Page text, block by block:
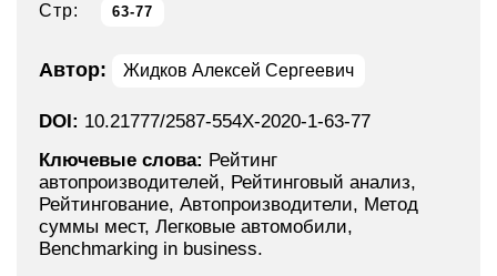
Стр: 63-77
Автор: Жидков Алексей Сергеевич
DOI: 10.21777/2587-554X-2020-1-63-77
Ключевые слова: Рейтинг
автопроизводителей, Рейтинговый анализ,
Рейтингование, Автопроизводители, Метод
суммы мест, Легковые автомобили,
Benchmarking in business.